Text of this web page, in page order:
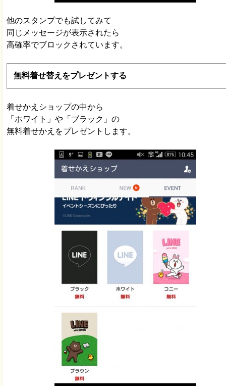
他のスタンプでも試してみて
同じメッセージが表示されたら
高確率でブロックされています。
無料着せ替えをプレゼントする
着せかえショップの中から
「ホワイト」や「ブラック」の
無料着せかえをプレゼントします。